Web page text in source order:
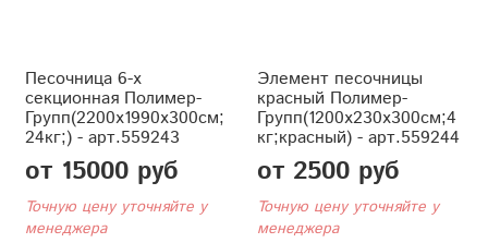
Песочница 6-х
секционная Полимер-
Групп(2200x1990x300см;
24кг;) - арт.559243
от 15000 руб
Точную цену уточняйте у
менеджера
Элемент песочницы
красный Полимер-
Групп(1200x230x300см;4
кг;красный) - арт.559244
от 2500 руб
Точную цену уточняйте у
менеджера